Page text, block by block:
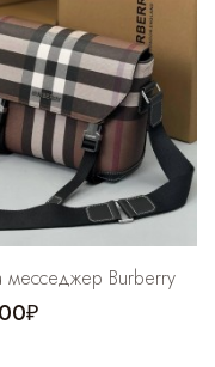
месседжер Burberry